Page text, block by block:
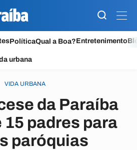
PolíticaQual a Boa?Entretenimento
urbana
VIDA URBANA
da Paraíba
padres para
paróquias